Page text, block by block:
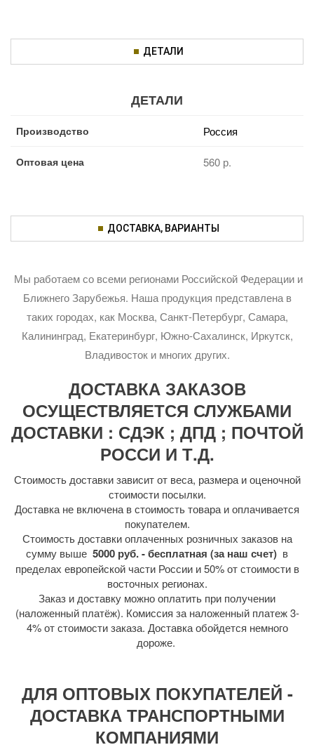
ДЕТАЛИ
ДЕТАЛИ
Производство Россия
Оптовая цена 560 р.
ДОСТАВКА, ВАРИАНТЫ
Мы работаем со всеми регионами Российской Федерации и
Ближнего Зарубежья. Наша продукция представлена в
таких городах, как Москва, Санкт-Петербург, Самара,
Калининград, Екатеринбург, Южно-Сахалинск, Иркутск,
Владивосток и многих других.
ДОСТАВКА ЗАКАЗОВ
ОСУЩЕСТВЛЯЕТСЯ СЛУЖБАМИ
ДОСТАВКИ : СДЭК ; ДПД ; ПОЧТОЙ
РОССИ И Т.Д.
Стоимость доставки зависит от веса, размера и оценочной
стоимости посылки.
Доставка не включена в стоимость товара и оплачивается
покупателем.
Стоимость доставки оплаченных розничных заказов на
сумму выше 5000 руб. - бесплатная (за наш счет) в
пределах европейской части России и 50% от стоимости в
восточных регионах.
Заказ и доставку можно оплатить при получении
(наложенный платёж). Комиссия за наложенный платеж 3-
4% от стоимости заказа. Доставка обойдется немного
дороже.
ДЛЯ ОПТОВЫХ ПОКУПАТЕЛЕЙ -
ДОСТАВКА ТРАНСПОРТНЫМИ
КОМПАНИЯМИ